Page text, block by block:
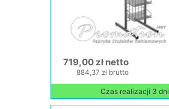
719,00 zł netto
884,37 zł brutto
Czas realizacji 3 dni